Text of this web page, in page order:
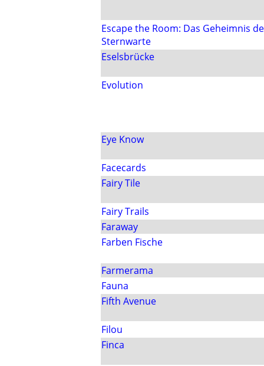
Escape the Room: Das Geheimnis
Sternwarte
Eselsbrücke
Evolution
Eye Know
Facecards
Fairy Tile
Fairy Trails
Faraway
Farben Fische
Farmerama
Fauna
Fifth Avenue
Filou
Finca